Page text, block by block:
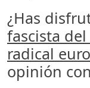
¿Has
fascista
radical
opinión